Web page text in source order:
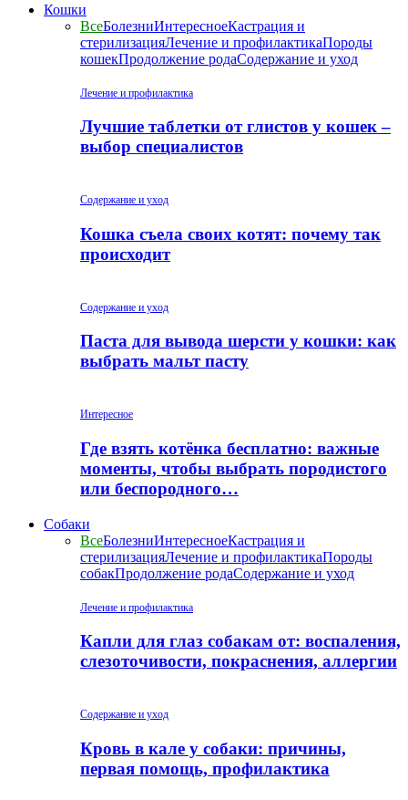
Кошки
ВсеБолезниИнтересноеКастрация и
стерилизацияЛечение и профилактикаПороды
кошекПродолжение родаСодержание и уход
Лечение и профилактика
Лучшие таблетки от глистов у кошек –
выбор специалистов
Содержание и уход
Кошка съела своих котят: почему так
происходит
Содержание и уход
Паста для вывода шерсти у кошки: как
выбрать мальт пасту
Интересное
Где взять котёнка бесплатно: важные
моменты, чтобы выбрать породистого
или беспородного…
Собаки
ВсеБолезниИнтересноеКастрация и
стерилизацияЛечение и профилактикаПороды
собакПродолжение родаСодержание и уход
Лечение и профилактика
Капли для глаз собакам от: воспаления,
слезоточивости, покраснения, аллергии
Содержание и уход
Кровь в кале у собаки: причины,
первая помощь, профилактика